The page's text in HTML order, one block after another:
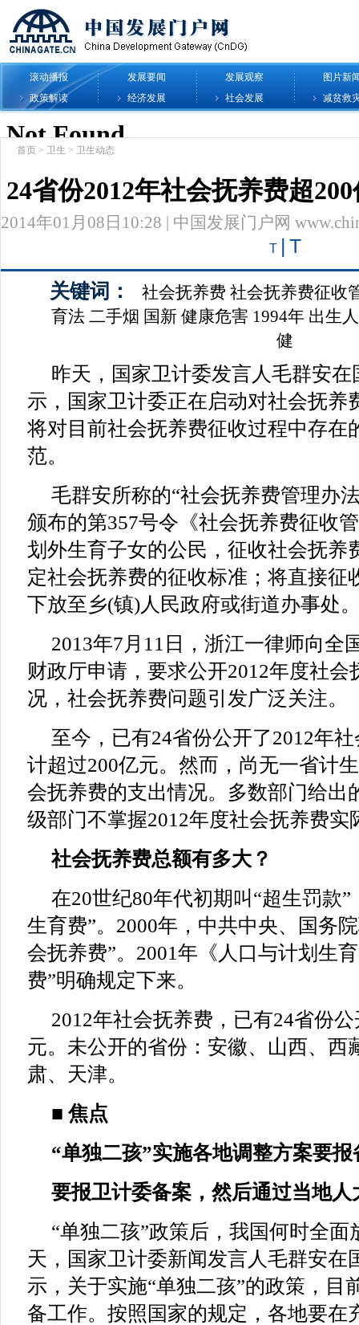
滚动播报 发展要闻 发展观察
图片新
政策解读
经济发展 社会发展 减贫救
首页 > 卫生 > 卫生动态
24省份2012年社会抚养费超
2014年01月08日10:28 | 中国发展门户网
T T
关键词： 社会抚养费 社会抚养费征收
育法 二手烟 国新 健康危害 1994年 出生
健
昨天，国家卫计委发言人毛群安
示，国家卫计委正在启动对社会抚养
将对目前社会抚养费征收过程中存在
范。
毛群安所称的“社会抚养费管理办
颁布的第357号令《社会抚养费征收
划外生育子女的公民，征收社会抚养
定社会抚养费的征收标准；将直接征
下放至乡(镇)人民政府或街道办事处
2013年7月11日，浙江一律师向全
财政厅申请，要求公开2012年度社会
况，社会抚养费问题引发广泛关注。
至今，已有24省份公开了2012年
计超过200亿元。然而，尚无一省计
会抚养费的支出情况。多数部门给出
级部门不掌握2012年度社会抚养费实
社会抚养费总额有多大？
在20世纪80年代初期叫“超生罚款”
生育费”。2000年，中共中央、国务
会抚养费”。2001年《人口与计划生
费”明确规定下来。
2012年社会抚养费，已有24省份
元。未公开的省份：安徽、山西、西
肃、天津。
■ 焦点
“单独二孩”实施各地调整方案要报
要报卫计委备案，然后通过当地人
“单独二孩”政策后，我国何时全面
天，国家卫计委新闻发言人毛群安在
示，关于实施“单独二孩”的政策，目
备工作。按照国家的规定，各地要在